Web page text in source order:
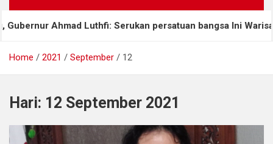
Ahmad Luthfi: Serukan persatuan bangsa Ini Warisan
Home 2021 September 12
Hari: 12 September 2021